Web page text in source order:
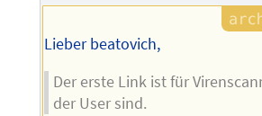
Lieber beatovich,
Der erste Link ist für
der User sind.